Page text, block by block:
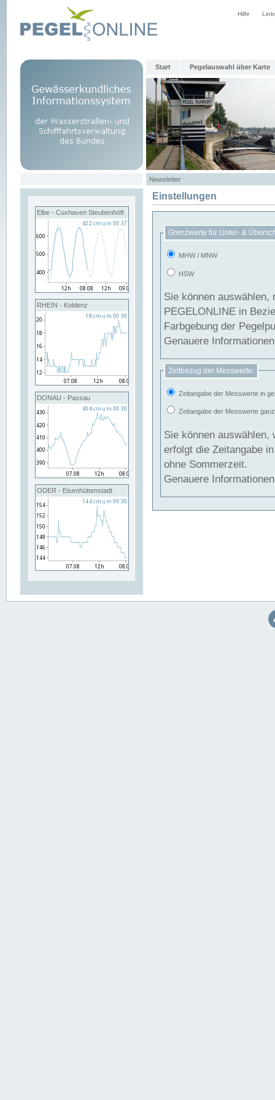
Hilfe
Start Pegelauswahl über Karte
Newsletter
Elbe - Cuxhaven Steubenhöft
RHEIN - Koblenz
DONAU - Passau
ODER - Eisenhüttenstadt
Einstellungen
Grenzwerte für Unter- &
MHW / MNW
HSW
Sie können
PEGELONLINE in Beziehung
Farbgebung der
Genauere
Zeitbezug der Messwerte:
Zeitangabe der Messwerte in
Zeitangabe der Messwerte
Sie können auswählen,
erfolgt die Zeitangabe
ohne Sommerzeit.
Genauere